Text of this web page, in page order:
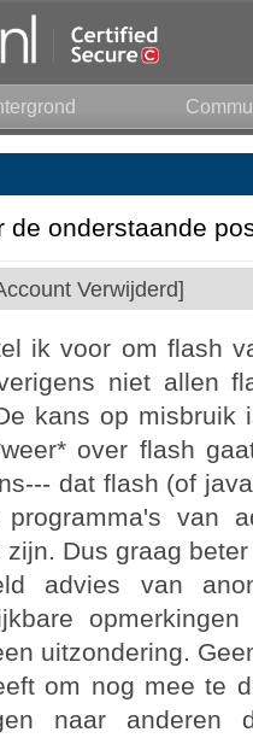
onderstaande
Verwijderd]
ik voor om flash
niet allen
kans op misbruik
over flash
dat flash (of
van
Dus graag
advies van
uitzondering.
om nog mee te
naar anderen